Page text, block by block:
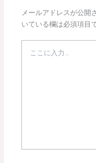
メールアドレスが公開
いている欄は必須項目